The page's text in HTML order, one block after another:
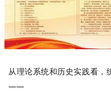
从理论系统和历史实践看，
——